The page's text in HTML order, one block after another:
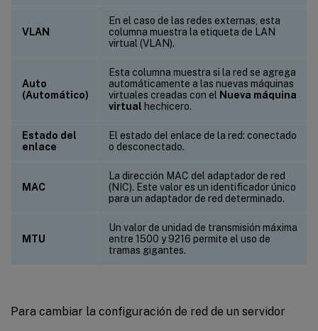
VLAN
En el caso de las redes externas, esta
columna muestra la etiqueta de LAN
virtual (VLAN).
Auto
(Automático)
Esta columna muestra si la red se agrega
automáticamente a las nuevas máquinas
virtuales creadas con el Nueva máquina
virtual hechicero.
Estado del
enlace
El estado del enlace de la red: conectado
o desconectado.
MAC
La dirección MAC del adaptador de red
(NIC). Este valor es un identificador único
para un adaptador de red determinado.
MTU
Un valor de unidad de transmisión máxima
entre 1500 y 9216 permite el uso de
tramas gigantes.
Para cambiar la configuración de red de un servidor